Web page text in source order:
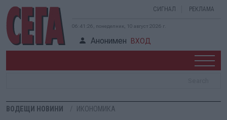
СИГНАЛ РЕКЛАМА
06:41:27, понеделник, 10 август 2026 г.
Анонимен ВХОД
ВОДЕЩИ НОВИНИ ИКОНОМИКА